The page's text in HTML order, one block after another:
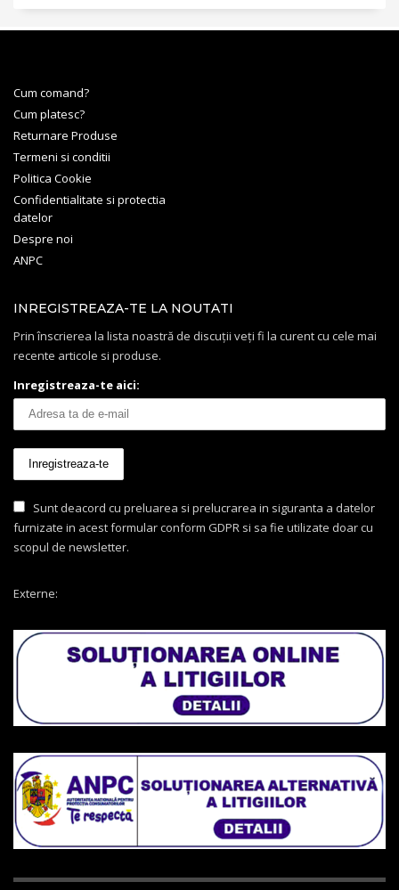
Cum comand?
Cum platesc?
Returnare Produse
Termeni si conditii
Politica Cookie
Confidentialitate si protectia
datelor
Despre noi
ANPC
INREGISTREAZA-TE LA NOUTATI
Prin înscrierea la lista noastră de discuții veți fi la curent cu cele mai
recente articole si produse.
Inregistreaza-te aici:
Sunt deacord cu preluarea si prelucrarea in siguranta a datelor
furnizate in acest formular conform GDPR si sa fie utilizate doar cu
scopul de newsletter.
Externe: